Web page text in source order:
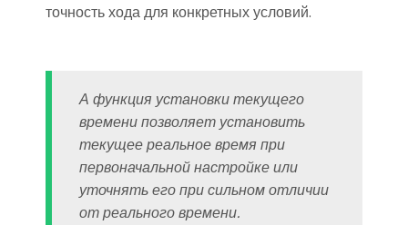
точность хода для конкретных условий.
А функция установки текущего
времени позволяет установить
текущее реальное время при
первоначальной настройке или
уточнять его при сильном отличии
от реального времени.